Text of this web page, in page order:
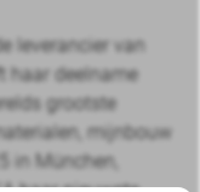
leverancier van
haar deelname
grootste
mijnbouw
in München,